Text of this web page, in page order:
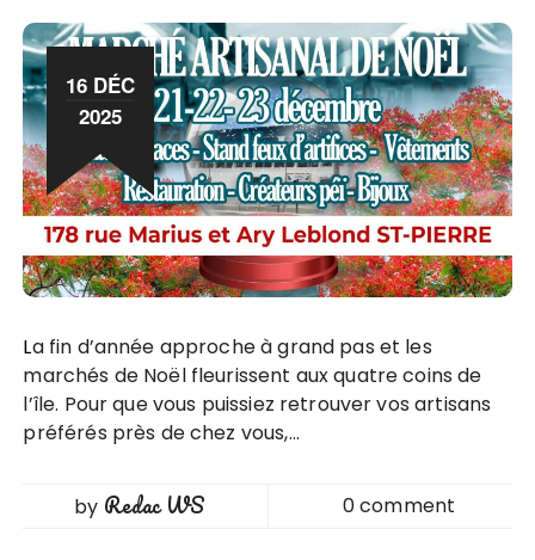
16 DÉC
2025
La fin d’année approche à grand pas et les
marchés de Noël fleurissent aux quatre coins de
l’île. Pour que vous puissiez retrouver vos artisans
préférés près de chez vous,…
by Redac WS 0 comment